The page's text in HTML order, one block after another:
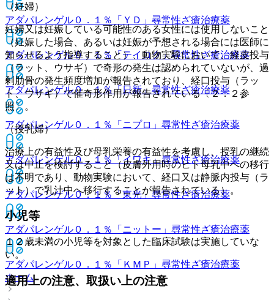
アダパレンゲル０．１％「ＹＤ」 尋常性ざ瘡治療薬
アダパレンゲル０．１％「テイコク」尋常性ざ瘡治療薬
アダパレンゲル０．１％「日新」尋常性ざ瘡治療薬
アダパレンゲル０．１％「ニプロ」 尋常性ざ瘡治療薬
アダパレンゲル０．１％「イワキ」尋常性ざ瘡治療薬
アダパレンゲル０．１％「東光」尋常性ざ瘡治療薬
アダパレンゲル０．１％「ニットー」 尋常性ざ瘡治療薬
アダパレンゲル０．１％「ＫＭＰ」 尋常性ざ瘡治療薬
ホーム
（妊婦）
妊婦又は妊娠している可能性のある女性には使用しないこと
（妊娠した場合、あるいは妊娠が予想される場合には医師に
知らせるよう指導すること）、動物実験において、経皮投与
（ラット、ウサギ）で奇形の発生は認められていないが、過
剰肋骨の発生頻度増加が報告されており、経口投与（ラッ
ト、ウサギ）で催奇形作用が報告されている〔２．２参
照〕。
（授乳婦）
治療上の有益性及び母乳栄養の有益性を考慮し、授乳の継続
又は中止を検討すること（皮膚外用時のヒト母乳中への移行
は不明であり、動物実験において、経口又は静脈内投与（ラ
ット）で乳汁中へ移行することが報告されている）。
小児等
１２歳未満の小児等を対象とした臨床試験は実施していな
い。
適用上の注意、取扱い上の注意